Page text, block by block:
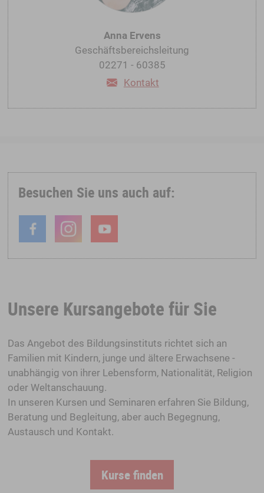
Anna Ervens
Geschäftsbereichsleitung
02271 - 60385
Kontakt
Besuchen Sie uns auch auf:
Unsere Kursangebote für Sie
Das Angebot des Bildungsinstituts richtet sich an
Familien mit Kindern, junge und ältere Erwachsene -
unabhängig von ihrer Lebensform, Nationalität, Religion
oder Weltanschauung.
In unseren Kursen und Seminaren erfahren Sie Bildung,
Beratung und Begleitung, aber auch Begegnung,
Austausch und Kontakt.
Kurse finden